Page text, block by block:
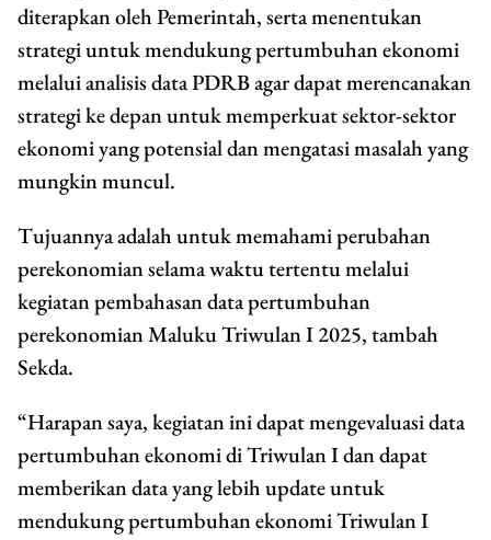
diterapkan oleh Pemerintah, serta menentukan
strategi untuk mendukung pertumbuhan ekonomi
melalui analisis data PDRB agar dapat merencanakan
strategi ke depan untuk memperkuat sektor-sektor
ekonomi yang potensial dan mengatasi masalah yang
mungkin muncul.
Tujuannya adalah untuk memahami perubahan
perekonomian selama waktu tertentu melalui
kegiatan pembahasan data pertumbuhan
perekonomian Maluku Triwulan I 2025, tambah
Sekda.
“Harapan saya, kegiatan ini dapat mengevaluasi data
pertumbuhan ekonomi di Triwulan I dan dapat
memberikan data yang lebih update untuk
mendukung pertumbuhan ekonomi Triwulan I